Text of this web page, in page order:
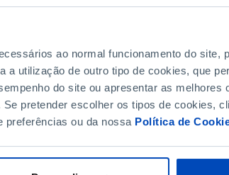
ao normal funcionamento do site,
a utilização de outro tipo de cookies, que
do site ou apresentar as melhores
pretender escolher os tipos de cookies,
preferências ou da nossa Política de
FIM